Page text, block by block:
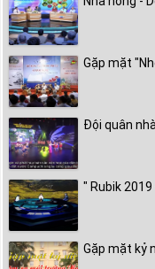
Gặp mặt
Đội quân
" Rubik
Gặp mặt kỷ